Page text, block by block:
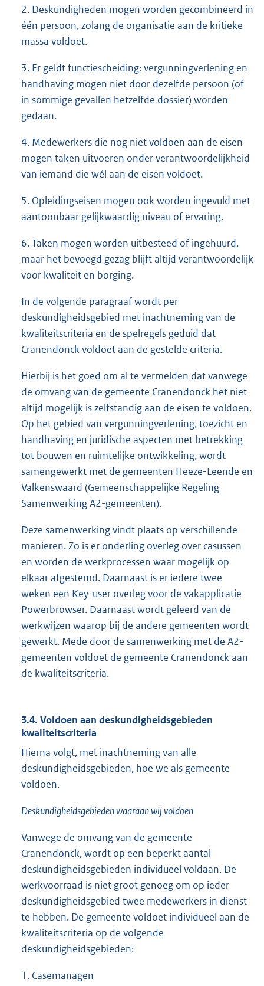
2. Deskundigheden mogen worden gecombineerd in
één persoon, zolang de organisatie aan de kritieke
massa voldoet.
3. Er geldt functiescheiding: vergunningverlening en
handhaving mogen niet door dezelfde persoon (of
in sommige gevallen hetzelfde dossier) worden
gedaan.
4. Medewerkers die nog niet voldoen aan de eisen
mogen taken uitvoeren onder verantwoordelijkheid
van iemand die wél aan de eisen voldoet.
5. Opleidingseisen mogen ook worden ingevuld met
aantoonbaar gelijkwaardig niveau of ervaring.
6. Taken mogen worden uitbesteed of ingehuurd,
maar het bevoegd gezag blijft altijd verantwoordelijk
voor kwaliteit en borging.
In de volgende paragraaf wordt per
deskundigheidsgebied met inachtneming van de
kwaliteitscriteria en de spelregels geduid dat
Cranendonck voldoet aan de gestelde criteria.
Hierbij is het goed om al te vermelden dat vanwege
de omvang van de gemeente Cranendonck het niet
altijd mogelijk is zelfstandig aan de eisen te voldoen.
Op het gebied van vergunningverlening, toezicht en
handhaving en juridische aspecten met betrekking
tot bouwen en ruimtelijke ontwikkeling, wordt
samengewerkt met de gemeenten Heeze-Leende en
Valkenswaard (Gemeenschappelijke Regeling
Samenwerking A2-gemeenten).
Deze samenwerking vindt plaats op verschillende
manieren. Zo is er onderling overleg over casussen
en worden de werkprocessen waar mogelijk op
elkaar afgestemd. Daarnaast is er iedere twee
weken een Key-user overleg voor de vakapplicatie
Powerbrowser. Daarnaast wordt geleerd van de
werkwijzen waarop bij de andere gemeenten wordt
gewerkt. Mede door de samenwerking met de A2-
gemeenten voldoet de gemeente Cranendonck aan
de kwaliteitscriteria.
3.4. Voldoen aan deskundigheidsgebieden
kwaliteitscriteria
Hierna volgt, met inachtneming van alle
deskundigheidsgebieden, hoe we als gemeente
voldoen.
Deskundigheidsgebieden waaraan wij voldoen
Vanwege de omvang van de gemeente
Cranendonck, wordt op een beperkt aantal
deskundigheidsgebieden individueel voldaan. De
werkvoorraad is niet groot genoeg om op ieder
deskundigheidsgebied twee medewerkers in dienst
te hebben. De gemeente voldoet individueel aan de
kwaliteitscriteria op de volgende
deskundigheidsgebieden:
1. Casemanagen